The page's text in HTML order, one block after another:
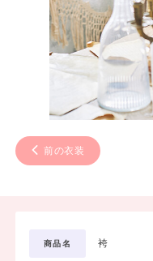
前の衣装
商品名 袴